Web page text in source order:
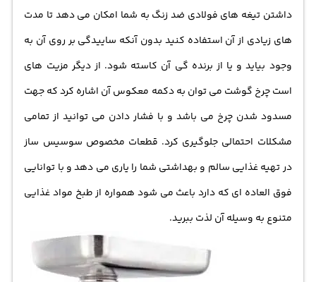
داشتن تیغه های فولادی ضد زنگ به شما امکان می دهد تا مدت
های زیادی از آن استفاده کنید بدون آنکه ساییدگی بر روی آن به
وجود بیاید و یا از برنده گی آن کاسته شود. از دیگر مزیت های
است چرخ گوشت می توان به دکمه معکوس آن اشاره کرد که جهت
مسدود شدن چرخ می باشد و با فشار دادن می توانید از تمامی
مشکلات احتمالی جلوگیری کرد. قطعات مخصوص سوسیس ساز
در تهیه غذایی سالم و بهداشتی شما را یاری می دهد و با توانایی
فوق العاده ای که دارد باعث می شود همواره از طبخ مواد غذایی
متنوع به وسیله آن لذت ببرید.